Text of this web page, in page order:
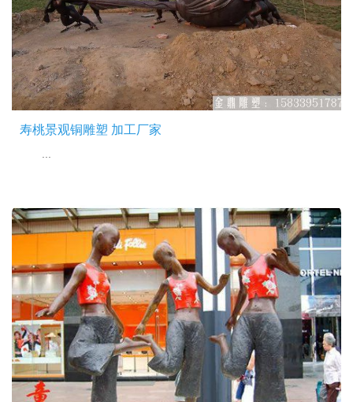
寿桃景观铜雕塑 加工厂家